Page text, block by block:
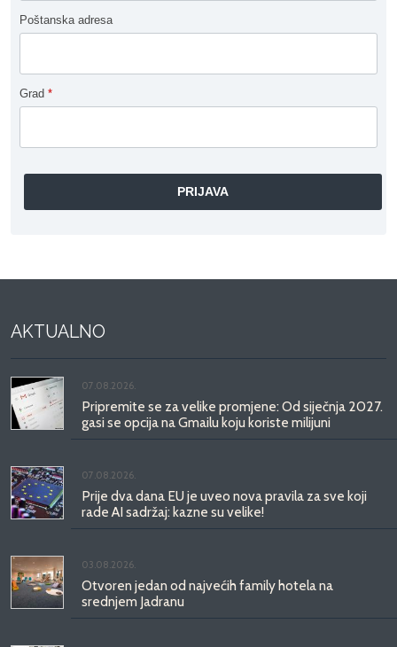
Poštanska adresa
Grad *
AKTUALNO
07.08.2026.
Pripremite se za velike promjene: Od siječnja 2027.
gasi se opcija na Gmailu koju koriste milijuni
07.08.2026.
Prije dva dana EU je uveo nova pravila za sve koji
rade AI sadržaj: kazne su velike!
03.08.2026.
Otvoren jedan od najvećih family hotela na
srednjem Jadranu